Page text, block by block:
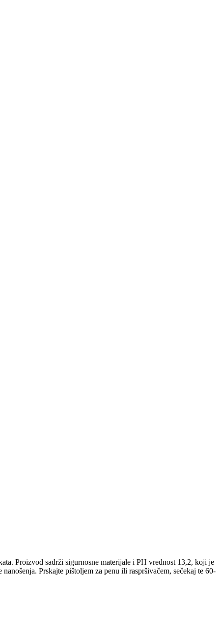
Proizvod sadrži sigurnosne materijale i PH vrednost 13,2, koji je
Prskajte pištoljem za penu ili raspršivačem, sečekaj te 60-